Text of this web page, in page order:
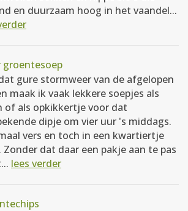
en duurzaam hoog in het vaandel...
groentesoep
gure stormweer van de afgelopen
maak ik vaak lekkere soepjes als
of als opkikkertje voor dat
dipje om vier uur 's middags.
vers en toch in een kwartiertje
Zonder dat daar een pakje aan te pas
lees verder